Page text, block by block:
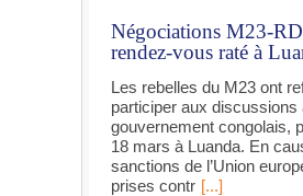
Négociations M23-
rendez-vous raté à
Les rebelles du M23 ont
participer aux discussions
gouvernement congolais,
18 mars à Luanda. En
sanctions de l’Union
prises contr [...]